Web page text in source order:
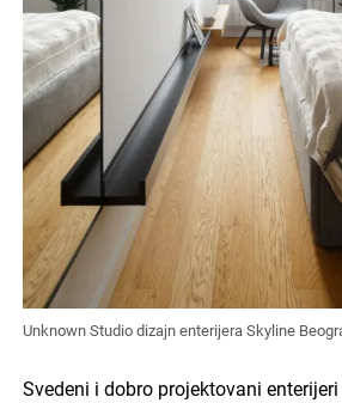
Unknown Studio dizajn enterijera Skyline
Svedeni i dobro projektovani